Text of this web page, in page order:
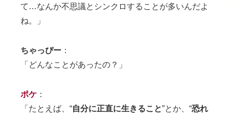
て…なんか不思議とシンクロすることが多いんだよ
ね。」
ちゃっぴー ：
「どんなことがあったの？」
ポケ ：
「たとえば、“自分に正直に生きること”とか、“恐れ